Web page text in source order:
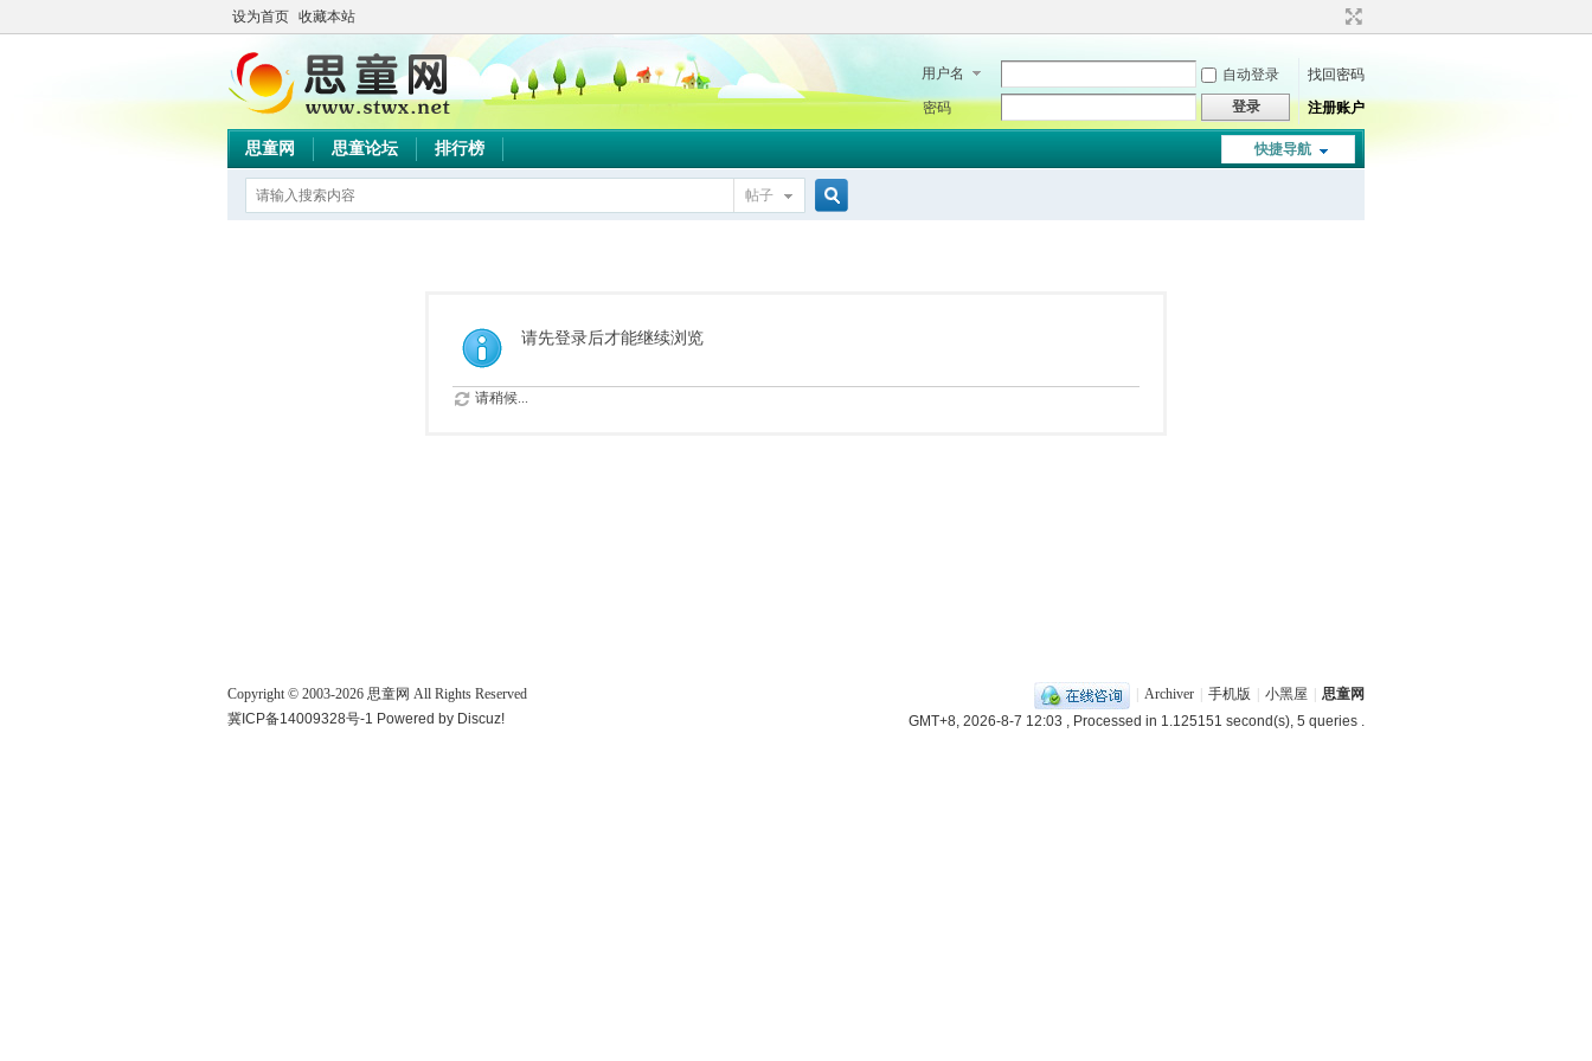
设为首页 收藏本站
用户名 自动登录
找回密码
密码
登录 注册账户
快捷导航
思童网 思童论坛 排行榜
帖子
请先登录后才能继续浏览
请稍候...
Archiver 手机版 小黑屋
思童网
GMT+8, 2026-8-7 12:03 , Processed in 1.125151 second(s), 5 queries .
Copyright © 2003-2026 思童网 All Rights Reserved
冀ICP备14009328号-1 Powered by Discuz!